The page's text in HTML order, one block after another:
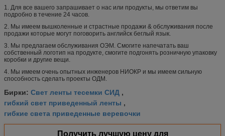
1. Для все вашего запрашивает о нас или продукты, мы ответим вы
подробно в течение 24 часов.
2. Мы имеем вышколенные и страстные продажи & обслуживания после
продажи которые могут поговорить английск беглый язык.
3. Мы предлагаем обслуживания ОЭМ. Смогите напечатать ваш
собственный логотип на продукте, смогите подгонять розничную упаковку
коробки и другие вещи.
4. Мы имеем очень опытных инженеров НИОКР и мы имеем сильную
способность сделать проекты ОДМ.
Бирки: Свет ленты тесемки СИД ,
гибкий свет приведенный ленты ,
гибкие света приведенные веревочки
Получить лучшую цену для